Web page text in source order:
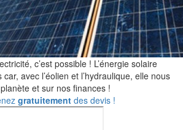
c’est possible ! L’énergie solaire
avec l’éolien et l’hydraulique, elle nous
et sur nos finances !
gratuitement des devis !